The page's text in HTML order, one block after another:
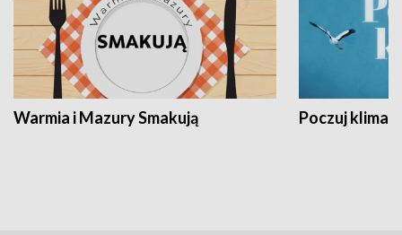
Warmia i Mazury Smakują Poczuj klimat